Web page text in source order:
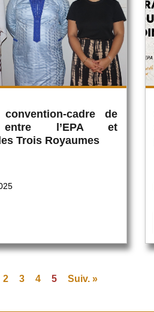
cadre de
entre l’EPA et
Trois Royaumes
2 3 4 5 Suiv. »